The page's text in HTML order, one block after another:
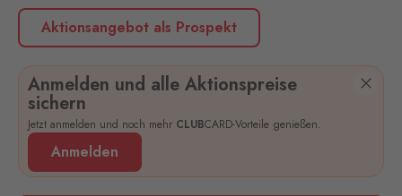
Aktionsangebot als Prospekt
Anmelden und alle Aktionspreise
sichern
Jetzt anmelden und noch mehr CLUBCARD-Vorteile genießen.
Anmelden